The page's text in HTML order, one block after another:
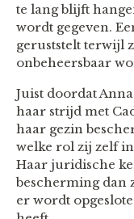
te lang blijft
wordt gegeven.
geruststelt terwijl
onbeheersbaar
Juist doordat
haar strijd met
haar gezin
welke rol zij zelf
Haar juridische
bescherming dan
er wordt